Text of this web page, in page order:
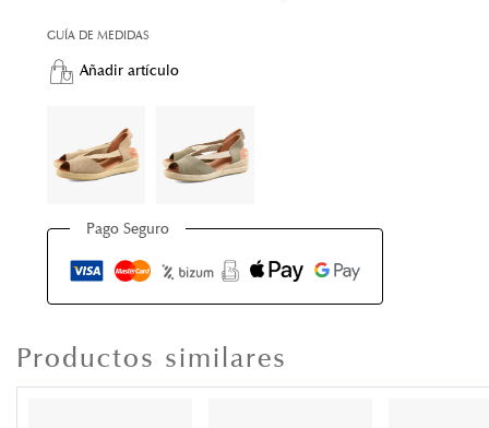
GUÍA DE MEDIDAS
Añadir artículo
Pago Seguro
Productos similares